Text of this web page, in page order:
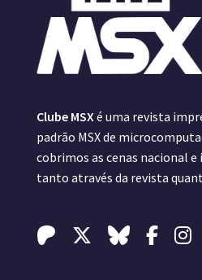
Clube MSXé uma revista
padrão MSX de
cobrimos as cenas nacional
tanto através da revista